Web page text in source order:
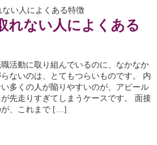
れない人によくある
活動に取り組んでいるのに、なかなか
ないのは、とてもつらいものです。 内
多くの人が陥りやすいのが、アピール
が先走りすぎてしまうケースです。 面接
が、これまで […]